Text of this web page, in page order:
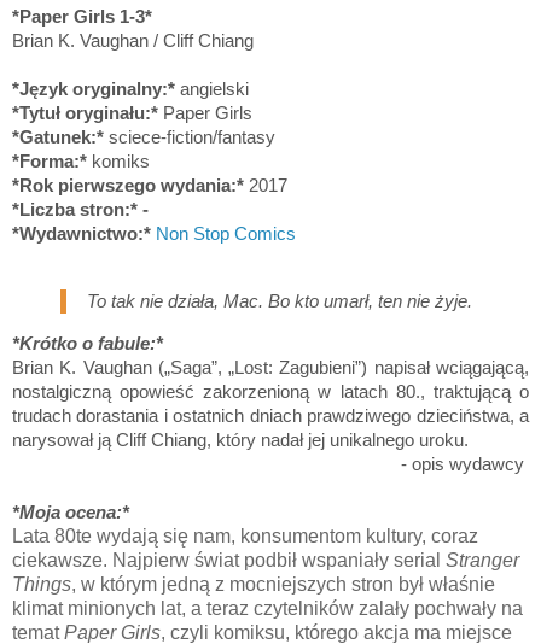
*Paper Girls 1-3*
Brian K. Vaughan / Cliff Chiang
*Język oryginalny:* angielski
*Tytuł oryginału:* Paper Girls
*Gatunek:* sciece-fiction/fantasy
*Forma:* komiks
*Rok pierwszego wydania:* 2017
*Liczba stron:* -
*Wydawnictwo:* Non Stop Comics
To tak nie działa, Mac. Bo kto umarł, ten nie żyje.
*Krótko o fabule:*
Brian K. Vaughan („Saga”, „Lost: Zagubieni”) napisał wciągającą,
nostalgiczną opowieść zakorzenioną w latach 80., traktującą o
trudach dorastania i ostatnich dniach prawdziwego dzieciństwa, a
narysował ją Cliff Chiang, który nadał jej unikalnego uroku.
- opis wydawcy
*Moja ocena:*
Lata 80te wydają się nam, konsumentom kultury, coraz
ciekawsze. Najpierw świat podbił wspaniały serial Stranger
Things, w którym jedną z mocniejszych stron był właśnie
klimat minionych lat, a teraz czytelników zalały pochwały na
tematPaper Girls, czyli komiksu, którego akcja ma miejsce